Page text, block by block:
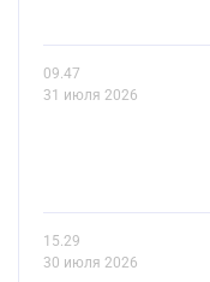
09.47
31 июля 2026
15.29
30 июля 2026